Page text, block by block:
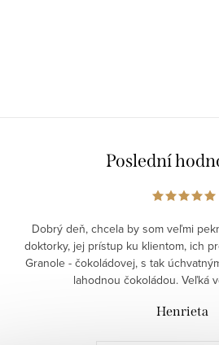
Poslední
Dobrý deň, chcela by som veľmi
doktorky, jej prístup ku klientom, ich
Granole - čokoládovej, s tak
lahodnou čokoládou. Veľká
Henrieta